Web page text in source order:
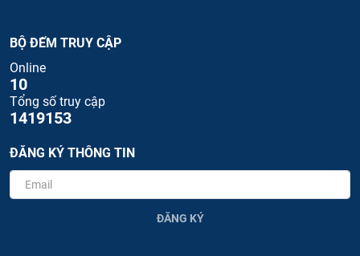
BỘ ĐẾM TRUY CẬP
Online
10
Tổng số truy cập
1419153
ĐĂNG KÝ THÔNG TIN
ĐĂNG KÝ